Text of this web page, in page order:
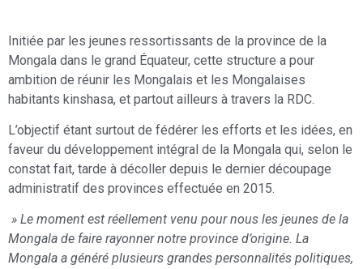
Initiée par les jeunes ressortissants de la province de la
Mongala dans le grand Équateur, cette structure a pour
ambition de réunir les Mongalais et les Mongalaises
habitants kinshasa, et partout ailleurs à travers la RDC.
L’objectif étant surtout de fédérer les efforts et les idées, en
faveur du développement intégral de la Mongala qui, selon le
constat fait, tarde à décoller depuis le dernier découpage
administratif des provinces effectuée en 2015.
» Le moment est réellement venu pour nous les jeunes de la
Mongala de faire rayonner notre province d’origine. La
Mongala a généré plusieurs grandes personnalités politiques,